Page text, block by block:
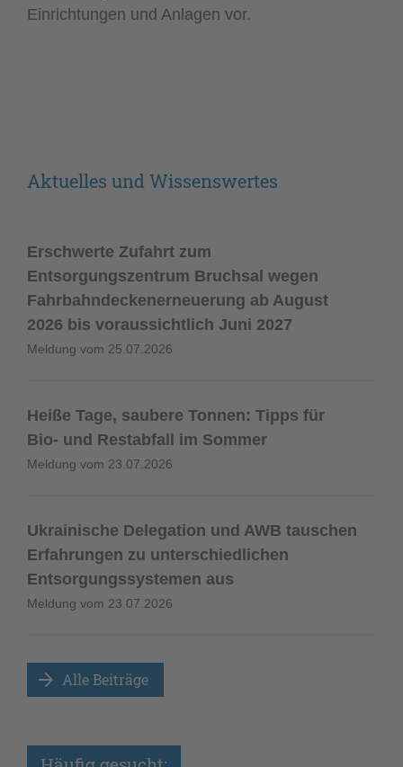
Einrichtungen und Anlagen vor.
Aktuelles und Wissenswertes
Meldung vom 25.07.2026
Erschwerte Zufahrt zum
Entsorgungszentrum Bruchsal wegen
Fahrbahndeckenerneuerung ab August
2026 bis voraussichtlich Juni 2027
Meldung vom 23.07.2026
Heiße Tage, saubere Tonnen: Tipps für
Bio- und Restabfall im Sommer
Meldung vom 23.07.2026
Ukrainische Delegation und AWB tauschen
Erfahrungen zu unterschiedlichen
Entsorgungssystemen aus
Alle Beiträge